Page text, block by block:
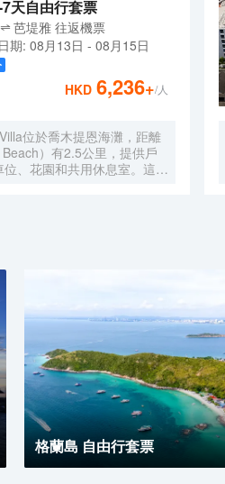
天自由行套票
芭堤雅 往返機票
期: 08月13日 - 08月15日
HKD 6,236+/人
位於喬木提恩海灘，距離
）有2.5公里，提供戶
、花園和共用休息室。這家
Sun Diego Resort Pool
37公里，距離翡翠高爾夫度
場是烏塔堡羅勇-芭堤雅國際
公里。
格蘭島 自由行套票